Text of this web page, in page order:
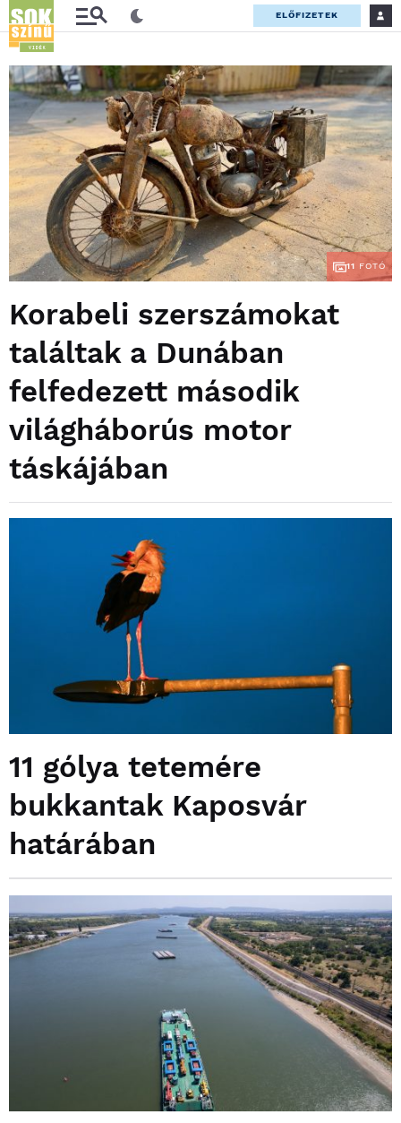
ELŐFIZETEK
11 FOTÓ
Korabeli szerszámokat
találtak a Dunában
felfedezett második
világháborús motor
táskájában
11 gólya tetemére
bukkantak Kaposvár
határában